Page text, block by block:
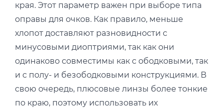
края. Этот параметр важен при выборе типа
оправы для очков. Как правило, меньше
хлопот доставляют разновидности с
минусовыми диоптриями, так как они
одинаково совместимы как с ободковыми, так
и с полу- и безободковыми конструкциями. В
свою очередь, плюсовые линзы более тонкие
по краю, поэтому использовать их